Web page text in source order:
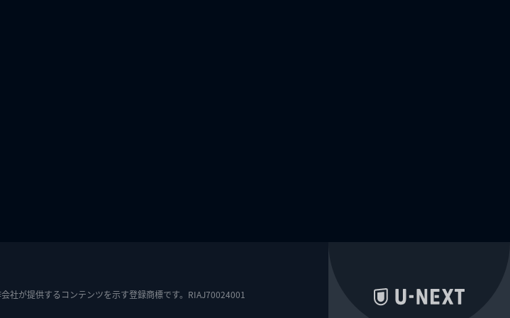
社が提供するコンテンツを示す登録商標です。RIAJ70024001